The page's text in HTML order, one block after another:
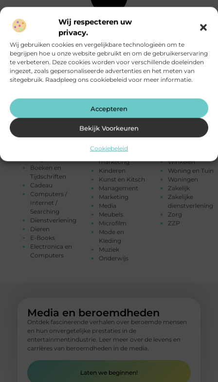
Wij respecteren uw
privacy.
Wij gebruiken cookies en vergelijkbare technologieën om te
begrijpen hoe u onze website gebruikt en om de gebruikerservaring
te verbeteren. Deze cookies worden voor verschillende doeleinden
ingezet, zoals gepersonaliseerde advertenties en het meten van
sitegebruik. Raadpleeg ons cookiebeleid voor meer informatie.
Accepteren
Bekijk Voorkeuren
Cookiebeleid
Alle
onderwerpen
Aanbiedingen
Afvalverwerking
Alarmsysteem
Attracties
Motoren
Boeken en
Tijdschriften
Cadeau
Computers /
Internet /
Searching
Dienstverlening
Dieren
E-Books
Electronica en
Computers
Energie
Financieel
Fotografie
Geschenken
Gezondheid
Groothandel
tijd
Horeca
Huishoudelijk
Humor
Internet
marketing
Kinderen
Kunst en Kitsch
Management
Marketing
Media
Meubels
Microfilm
Mode en
Kleding
Muziek
Onderwijs
dienstverlening
Relatie
Sport
Startpaginas
Telefonie
Testing
Tuin en
Tweewielers
Verbouwen
Winkelen
Woning en Tuin
Woningen
Zakelijk
Zakelijke
dienstverlening
Zorg
ZZP
Media en beroemdheden
Ontdek fascinerende verhalen over beroemde mensen
en hun onvergetelijke prestaties in de
entertainmentindustrie. Leer meer over de levens en
carrières van beroemdheden in de media.
Laten we beginnen!